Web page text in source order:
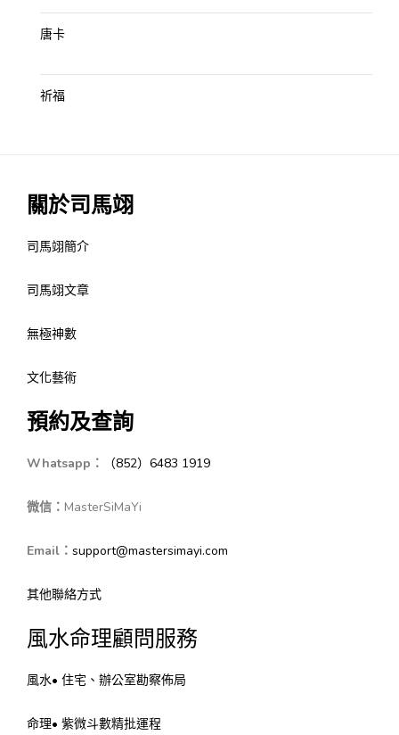
唐卡
祈福
關於司馬翊
司馬翊簡介
司馬翊文章
無極神數
文化藝術
預約及查詢
Whatsapp： （852）6483 1919
微信： MasterSiMaYi
Email： support@mastersimayi.com
其他聯絡方式
風水命理顧問服務
風水• 住宅、辦公室勘察佈局
命理• 紫微斗數精批運程